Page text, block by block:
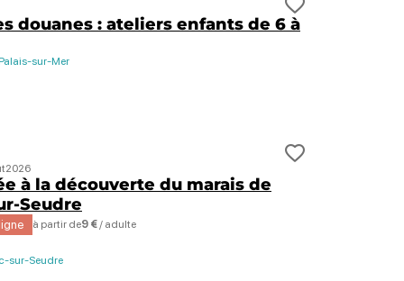
voyage ?
douanes : ateliers enfants de 6 à
sur-Mer
Ajouter
voyage ?
à la découverte du marais de
Seudre
à partir de9 €/ adulte
sur-Seudre
Ajouter
2026